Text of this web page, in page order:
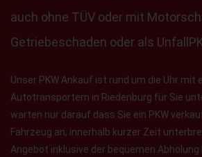
auch ohne TÜV oder mit
Getriebeschaden oder als
Unser PKW Ankauf ist rund um die Uhr mit
Autotransportern in Riedenburg für Sie
warten nur darauf dass Sie ein PKW
Fahrzeug an, innerhalb kurzer Zeit
Angebot inklusive der bequemen Abholung